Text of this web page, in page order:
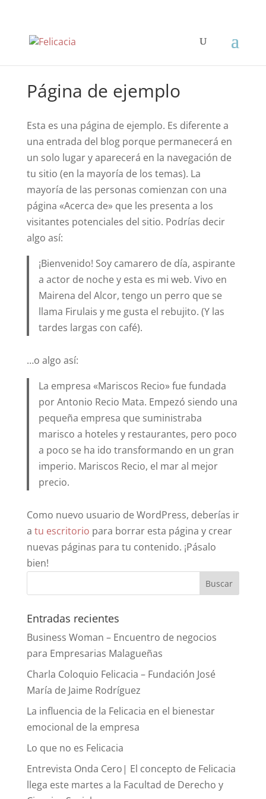
Página de ejemplo
Esta es una página de ejemplo. Es diferente a
una entrada del blog porque permanecerá en
un solo lugar y aparecerá en la navegación de
tu sitio (en la mayoría de los temas). La
mayoría de las personas comienzan con una
página «Acerca de» que les presenta a los
visitantes potenciales del sitio. Podrías decir
algo así:
¡Bienvenido! Soy camarero de día, aspirante
a actor de noche y esta es mi web. Vivo en
Mairena del Alcor, tengo un perro que se
llama Firulais y me gusta el rebujito. (Y las
tardes largas con café).
…o algo así:
La empresa «Mariscos Recio» fue fundada
por Antonio Recio Mata. Empezó siendo una
pequeña empresa que suministraba
marisco a hoteles y restaurantes, pero poco
a poco se ha ido transformando en un gran
imperio. Mariscos Recio, el mar al mejor
precio.
Como nuevo usuario de WordPress, deberías ir
a tu escritorio para borrar esta página y crear
nuevas páginas para tu contenido. ¡Pásalo
bien!
Entradas recientes
Business Woman – Encuentro de negocios
para Empresarias Malagueñas
Charla Coloquio Felicacia – Fundación José
María de Jaime Rodríguez
La influencia de la Felicacia en el bienestar
emocional de la empresa
Lo que no es Felicacia
Entrevista Onda Cero| El concepto de Felicacia
llega este martes a la Facultad de Derecho y